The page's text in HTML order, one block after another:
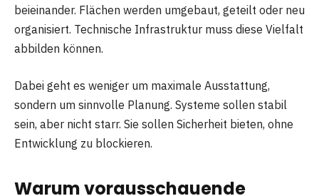
beieinander. Flächen werden umgebaut, geteilt oder neu
organisiert. Technische Infrastruktur muss diese Vielfalt
abbilden können.
Dabei geht es weniger um maximale Ausstattung,
sondern um sinnvolle Planung. Systeme sollen stabil
sein, aber nicht starr. Sie sollen Sicherheit bieten, ohne
Entwicklung zu blockieren.
Warum vorausschauende